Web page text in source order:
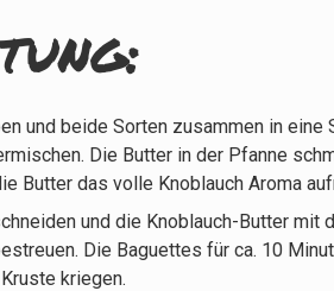
und beide Sorten zusammen in
Die Butter in der Pfanne
Butter das volle Knoblauch Aroma
und die Knoblauch-Butter
Die Baguettes für ca. 10
kriegen.